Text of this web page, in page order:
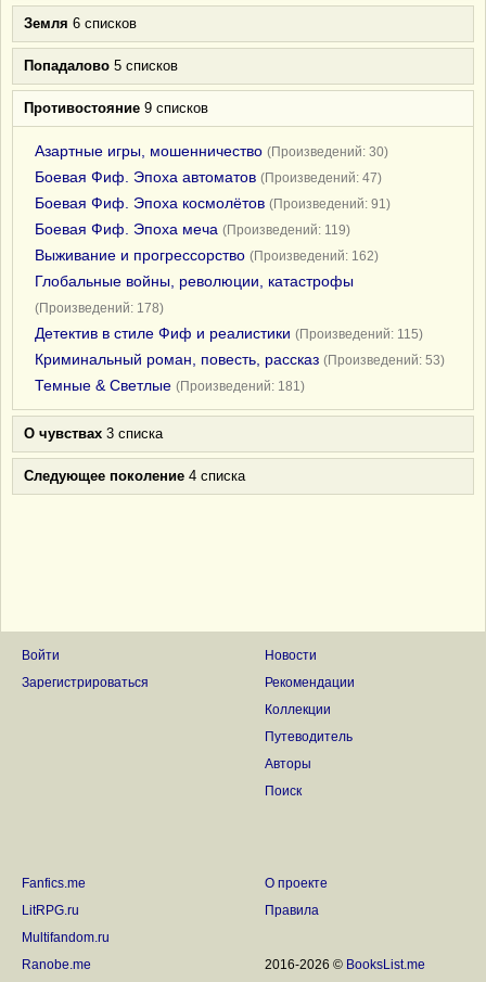
Земля 6 списков
Попадалово 5 списков
Противостояние 9 списков
Азартные игры, мошенничество (Произведений: 30)
Боевая Фиф. Эпоха автоматов (Произведений: 47)
Боевая Фиф. Эпоха космолётов (Произведений: 91)
Боевая Фиф. Эпоха меча (Произведений: 119)
Выживание и прогрессорство (Произведений: 162)
Глобальные войны, революции, катастрофы
(Произведений: 178)
Детектив в стиле Фиф и реалистики (Произведений: 115)
Криминальный роман, повесть, рассказ (Произведений: 53)
Темные & Светлые (Произведений: 181)
О чувствах 3 списка
Следующее поколение 4 списка
Войти
Зарегистрироваться
Новости
Рекомендации
Коллекции
Путеводитель
Авторы
Поиск
Fanfics.me
LitRPG.ru
Multifandom.ru
Ranobe.me
О проекте
Правила
2016-2026 © BooksList.me